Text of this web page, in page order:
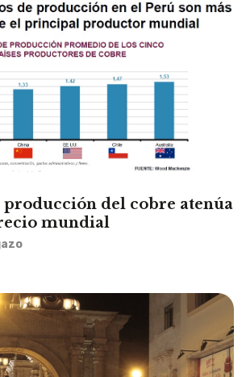
producción del cobre atenúa
mundial